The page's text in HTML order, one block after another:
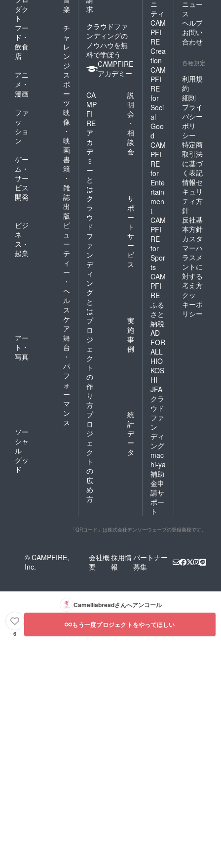
ダク
ト
楽
フー
ド・
飲食
店
チ
ャ
レ
ン
ジ
アニ
メ・
漫画
ス
ポ
ー
ツ
ファ
ッ
ショ
ン
映
像
・
映
画
ゲー
ム・
サー
ビス
開発
書
籍
・
雑
誌
出
版
ビジ
ネ
ス・
起業
ビ
ュ
ー
テ
ィ
ー
・
ヘ
ル
ス
ケ
ア
アー
ト・
写真
舞
台
・
パ
フ
ォ
ー
マ
ン
ス
ソー
シャ
ル
グッ
ド
求
クラウドファ
ンディングの
ノウハウを無
料で学ぼう
CAMPFIRE
アカデミー
CA
MP
FI
RE
ア
カ
デ
ミ
ー
と
は
説
明
会
・
相
談
会
ク
ラ
ウ
ド
フ
ァ
ン
デ
ィ
ン
グ
と
は
サ
ポ
ー
ト
サ
ー
ビ
ス
プ
ロ
ジ
ェ
ク
ト
の
作
り
方
実
施
事
例
プ
ロ
ジ
ェ
ク
ト
の
広
め
方
統
計
デ
ー
タ
ニ
ティ
CAM
PFI
RE
Crea
tion
CAM
PFI
RE
for
Soci
al
Goo
d
CAM
PFI
RE
for
Ente
rtain
men
t
CAM
PFI
RE
for
Spor
ts
CAM
PFI
RE
ふる
さと
納税
AD
FOR
ALL
HIO
KOS
HI
JFA
クラ
ウド
ファ
ン
ディ
ング
mac
hi-ya
補助
金申
請サ
ポー
ト
ニュー
ス
ヘルプ
お問い
合わせ
各種規定
利用規
約
細則
プライ
バシー
ポリ
シー
特定商
取引法
に基づ
く表記
情報セ
キュリ
ティ方
針
反社基
本方針
カスタ
マーハ
ラスメ
ントに
対する
考え方
クッ
キーポ
リシー
「QRコード」は株式会社デンソーウェーブの登録商標です。
© CAMPFIRE,
Inc.
会社概
要
採用情
報
パートナー
募集
Camelliabreadさんへアンコール
6
もう一度プロジェクトをやってほしい